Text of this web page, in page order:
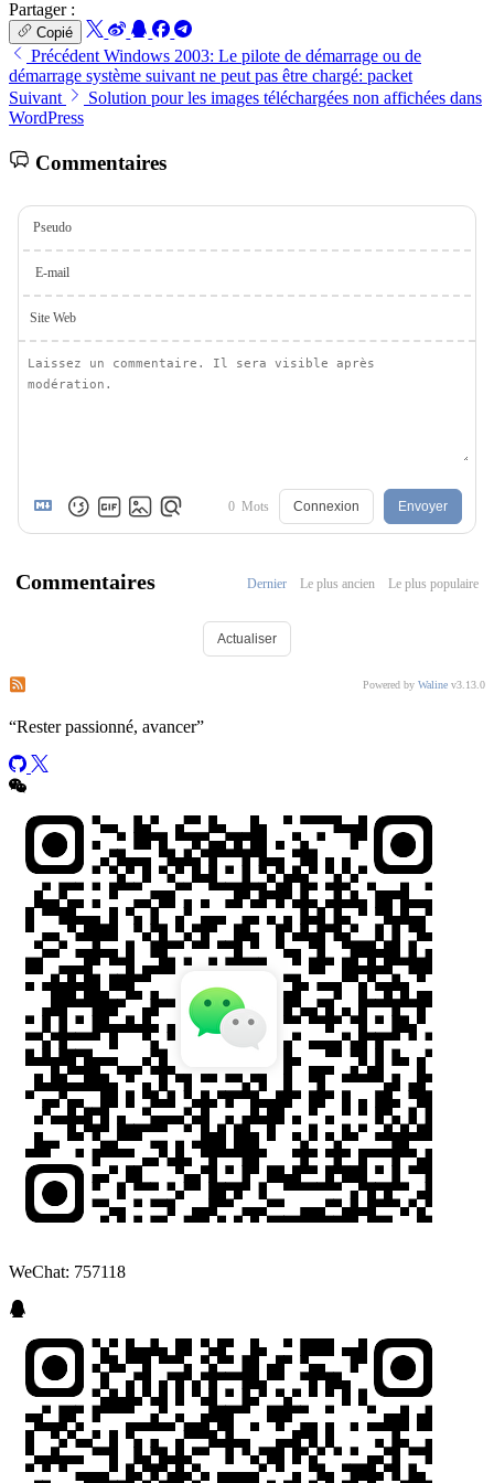
Partager :
Copié
PrécédentWindows 2003: Le pilote de démarrage ou de
démarrage système suivant ne peut pas être chargé: packet
Suivant
Solution pour les images téléchargées non affichées dans
WordPress
Commentaires
Pseudo
E-mail
Site Web
0 Mots Connexion Envoyer
Commentaires Dernier Le plus ancien Le plus populaire
Actualiser
S’abonner aux commentaires de ce sitePowered by Waline v3.13.0
“Rester passionné, avancer”
WeChat: 757118